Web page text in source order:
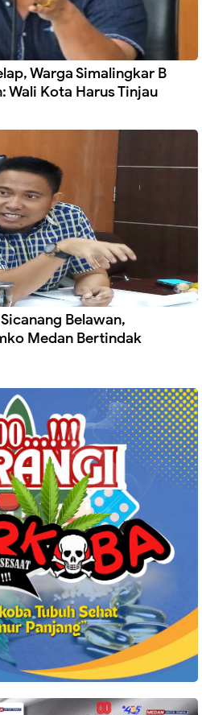
Warga Simalingkar B
Wali Kota Harus Tinjau
Belawan,
Medan Bertindak